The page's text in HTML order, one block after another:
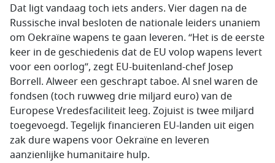
Dat ligt vandaag toch iets anders. Vier dagen na de
Russische inval besloten de nationale leiders unaniem
om Oekraïne wapens te gaan leveren. “Het is de eerste
keer in de geschiedenis dat de EU volop wapens levert
voor een oorlog”, zegt EU-buitenland-chef Josep
Borrell. Alweer een geschrapt taboe. Al snel waren de
fondsen (toch ruwweg drie miljard euro) van de
Europese Vredesfaciliteit leeg. Zojuist is twee miljard
toegevoegd. Tegelijk financieren EU-landen uit eigen
zak dure wapens voor Oekraïne en leveren
aanzienlijke humanitaire hulp.